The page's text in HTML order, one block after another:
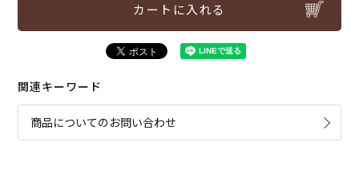
カートに入れる
関連キーワード
商品についてのお問い合わせ